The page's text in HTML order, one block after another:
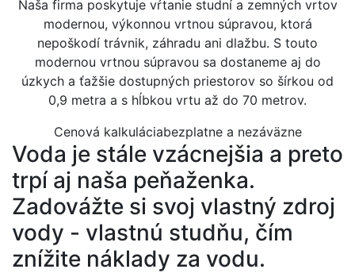
Naša firma poskytuje vŕtanie studní a zemných vrtov
modernou, výkonnou vrtnou súpravou, ktorá
nepoškodí trávnik, záhradu ani dlažbu. S touto
modernou vrtnou súpravou sa dostaneme aj do
úzkych a ťažšie dostupných priestorov so šírkou od
0,9 metra a s hĺbkou vrtu až do 70 metrov.
Cenová kalkuláciabezplatne a nezáväzne
Voda je stále vzácnejšia a preto
trpí aj naša peňaženka.
Zadovážte si svoj vlastný zdroj
vody - vlastnú studňu, čím
znížite náklady za vodu.